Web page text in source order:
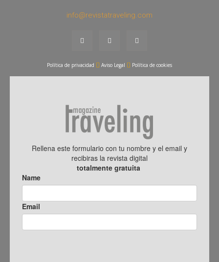
info@revistatraveling.com
Política de privacidad Aviso Legal Política de cookies